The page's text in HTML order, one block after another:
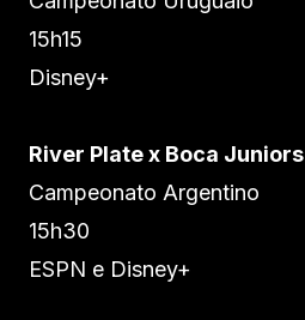
15h15
Disney+
River Plate x Boca Juniors
Campeonato Argentino
15h30
ESPN e Disney+